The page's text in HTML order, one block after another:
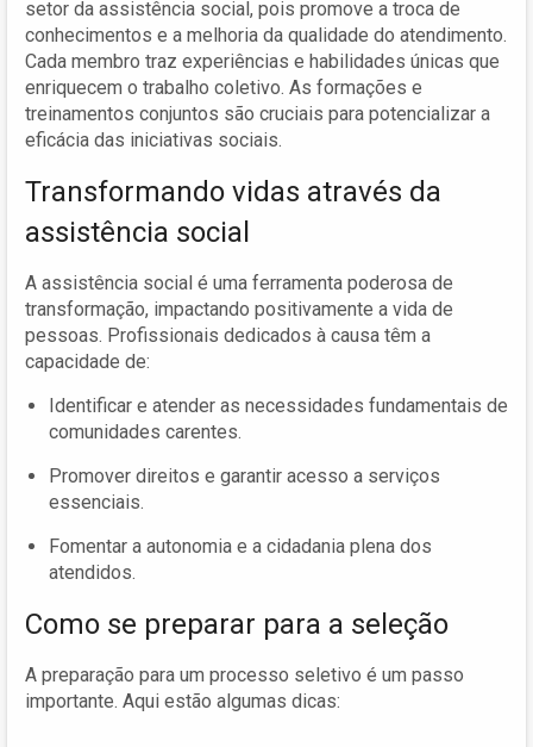
setor da assistência social, pois promove a troca de
conhecimentos e a melhoria da qualidade do atendimento.
Cada membro traz experiências e habilidades únicas que
enriquecem o trabalho coletivo. As formações e
treinamentos conjuntos são cruciais para potencializar a
eficácia das iniciativas sociais.
Transformando vidas através da
assistência social
A assistência social é uma ferramenta poderosa de
transformação, impactando positivamente a vida de
pessoas. Profissionais dedicados à causa têm a
capacidade de:
Identificar e atender as necessidades fundamentais de
comunidades carentes.
Promover direitos e garantir acesso a serviços
essenciais.
Fomentar a autonomia e a cidadania plena dos
atendidos.
Como se preparar para a seleção
A preparação para um processo seletivo é um passo
importante. Aqui estão algumas dicas: